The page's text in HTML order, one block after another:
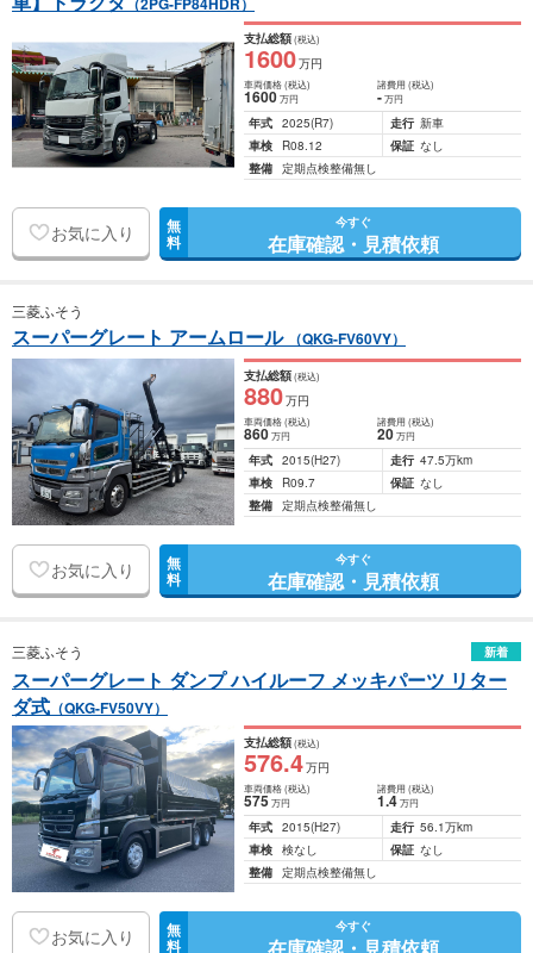
支払総額(税込)
1600万円
車両価格(税込)
1600万円
諸費用 (税込)
- 万円
年式 2025(R7) 走行 新車
車検
R08.12 保証 なし
整備 定期点検整備無し
お気に入り 無
料
今すぐ
在庫確認・見積依頼
三菱ふそう
スーパーグレート アームロール （QKG-FV60VY）
支払総額(税込)
880万円
車両価格(税込)
860万円
諸費用 (税込)
20 万円
年式 2015(H27) 走行 47.5万km
車検
R09.7 保証 なし
整備 定期点検整備無し
お気に入り 無
料
今すぐ
在庫確認・見積依頼
三菱ふそう 新着
スーパーグレート ダンプ ハイルーフ メッキパーツ リター
ダ式 （QKG-FV50VY）
支払総額(税込)
576.4万円
車両価格(税込)
575万円
諸費用 (税込)
1.4 万円
年式 2015(H27) 走行 56.1万km
車検 検なし 保証 なし
整備 定期点検整備無し
お気に入り 無
料
今すぐ